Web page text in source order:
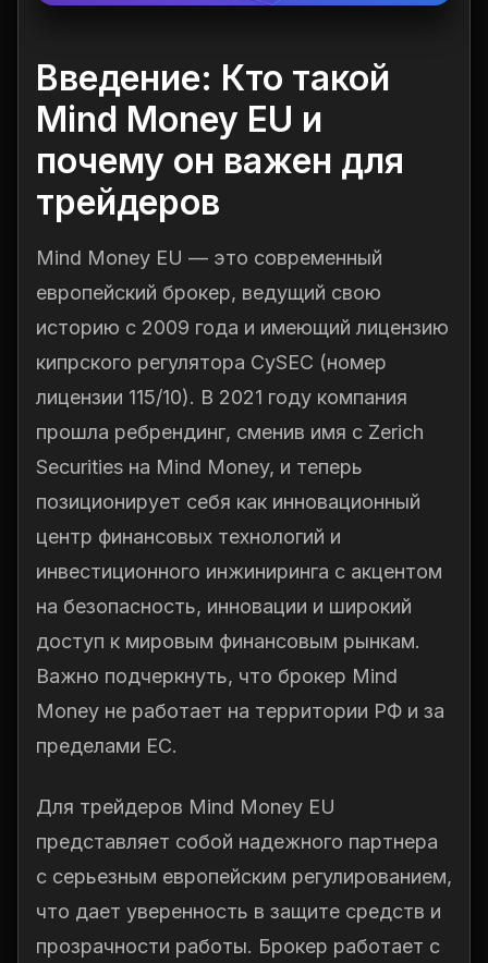
Введение: Кто такой
Mind Money EU и
почему он важен для
трейдеров
Mind Money EU — это современный
европейский брокер, ведущий свою
историю с 2009 года и имеющий лицензию
кипрского регулятора CySEC (номер
лицензии 115/10). В 2021 году компания
прошла ребрендинг, сменив имя с Zerich
Securities на Mind Money, и теперь
позиционирует себя как инновационный
центр финансовых технологий и
инвестиционного инжиниринга с акцентом
на безопасность, инновации и широкий
доступ к мировым финансовым рынкам.
Важно подчеркнуть, что брокер Mind
Money не работает на территории РФ и за
пределами ЕС.
Для трейдеров Mind Money EU
представляет собой надежного партнера
с серьезным европейским регулированием,
что дает уверенность в защите средств и
прозрачности работы. Брокер работает с